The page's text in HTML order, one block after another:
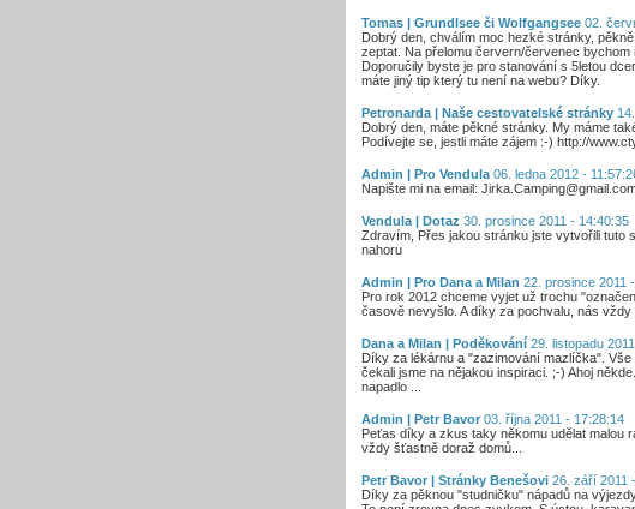
Tomas | Grundlsee či Wolfgangsee 02.
Dobrý den, chválím moc hezké stránky,
zeptat. Na přelomu červern/červenec bychom
Doporučily byste je pro stanování s 5letou
máte jiný tip který tu není na webu? Díky.
Petronarda | Naše cestovatelské stránky
Dobrý den, máte pěkné stránky. My máme
Podívejte se, jestli máte zájem :-) http://
Admin | Pro Vendula 06. ledna 2012 -
Napište mi na email:
Vendula | Dotaz 30. prosince 2011 - 14:40:35
Zdravím, Přes jakou stránku jste vytvořili tuto
nahoru
Admin | Pro Dana a Milan 22. prosince 2011
Pro rok 2012 chceme vyjet už trochu
časově nevyšlo. A díky za pochvalu, nás vždy
Dana a Milan | Poděkování 29. listopadu
Díky za lékárnu a "zazimování mazlíčka".
čekali jsme na nějakou inspiraci. ;-) Ahoj
napadlo ...
Admin | Petr Bavor 03. října 2011 - 17:28:14
Peťas díky a zkus taky někomu udělat malou
vždy šťastně doraž domů...
Petr Bavor | Stránky Benešovi 26. září 2011
Díky za pěknou "studničku" nápadů na